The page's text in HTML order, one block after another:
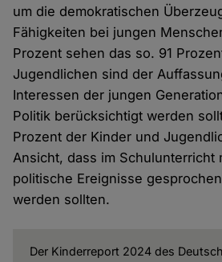
um die demokratischen
Fähigkeiten bei jungen
Prozent sehen das so. 91
Jugendlichen sind der
Interessen der jungen
Politik berücksichtigt werden
Prozent der Kinder und
Ansicht, dass im Schulunterricht
politische Ereignisse
werden sollten.
Der Kinderreport 2024 des